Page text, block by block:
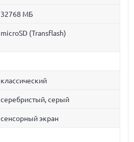
32768 МБ
microSD (Transflash)
классический
серебристый, серый
сенсорный экран